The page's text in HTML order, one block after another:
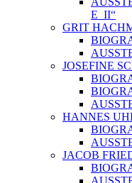
E_II“
GRIT
JOSEFINE
HANNES
JACOB